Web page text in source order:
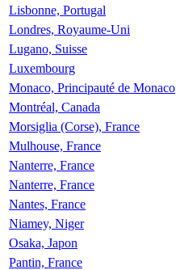
Lisbonne, Portugal
Londres, Royaume-Uni
Lugano, Suisse
Luxembourg
Monaco, Principauté de Monaco
Montréal, Canada
Morsiglia (Corse), France
Mulhouse, France
Nanterre, France
Nanterre, France
Nantes, France
Niamey, Niger
Osaka, Japon
Pantin, France